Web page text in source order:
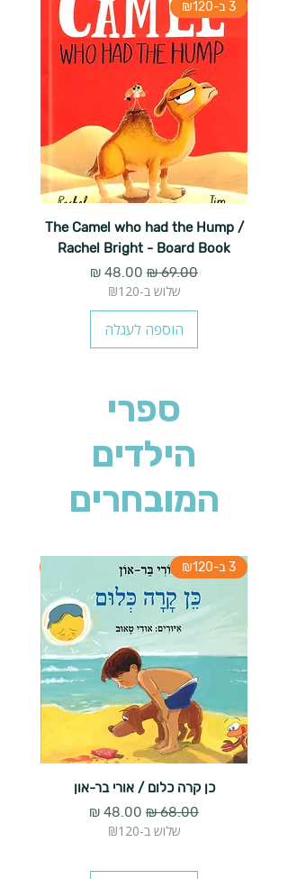
3 ב-₪120
The Camel who had the Hump /
Rachel Bright - Board Book
מחיר רגיל מחיר מבצע
שלוש ב-₪120
הוספה לעגלה
ספרי
הילדים
המובחרים
3 ב-₪120
כן קרה כלום / אורי בר-און
מחיר רגיל מחיר מבצע
שלוש ב-₪120